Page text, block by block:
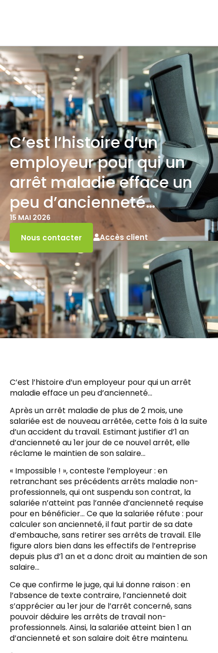
C’est l’histoire d’un
employeur pour qui un
arrêt maladie efface un
peu d’ancienneté…
15 MAI 2026
Nous contacter Accès client
C’est l’histoire d’un employeur pour qui un arrêt
maladie efface un peu d’ancienneté…
Après un arrêt maladie de plus de 2 mois, une
salariée est de nouveau arrêtée, cette fois à la suite
d’un accident du travail. Estimant justifier d’1 an
d’ancienneté au 1er jour de ce nouvel arrêt, elle
réclame le maintien de son salaire…
« Impossible ! », conteste l’employeur : en
retranchant ses précédents arrêts maladie non-
professionnels, qui ont suspendu son contrat, la
salariée n’atteint pas l’année d’ancienneté requise
pour en bénéficier… Ce que la salariée réfute : pour
calculer son ancienneté, il faut partir de sa date
d’embauche, sans retirer ses arrêts de travail. Elle
figure alors bien dans les effectifs de l’entreprise
depuis plus d’1 an et a donc droit au maintien de son
salaire…
Ce que confirme le juge, qui lui donne raison : en
l’absence de texte contraire, l’ancienneté doit
s’apprécier au 1er jour de l’arrêt concerné, sans
pouvoir déduire les arrêts de travail non-
professionnels. Ainsi, la salariée atteint bien 1 an
d’ancienneté et son salaire doit être maintenu.